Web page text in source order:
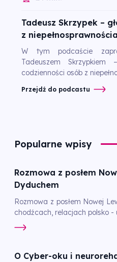
Tadeusz Skrzypek –
z
W tym podcaście
Tadeuszem
codzienności osób z
Przejdź do podcastu
Popularne wpisy
Rozmowa z posłem
Dyduchem
Rozmowa z posłem Nowej
chodźcach, relacjach polsko -
O Cyber-oku i